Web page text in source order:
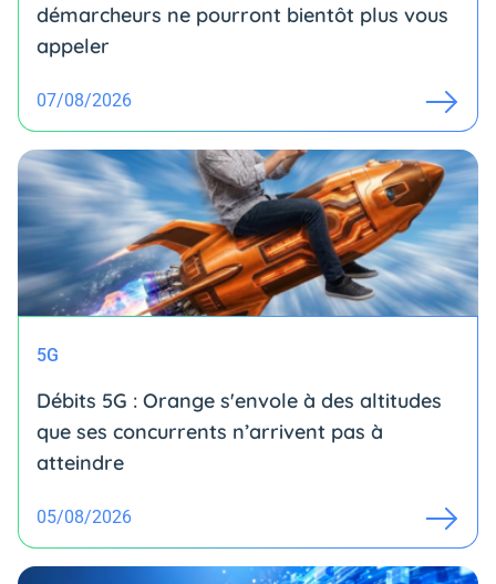
démarcheurs ne pourront bientôt plus vous
appeler
07/08/2026
5G
Débits 5G : Orange s'envole à des altitudes
que ses concurrents n’arrivent pas à
atteindre
05/08/2026